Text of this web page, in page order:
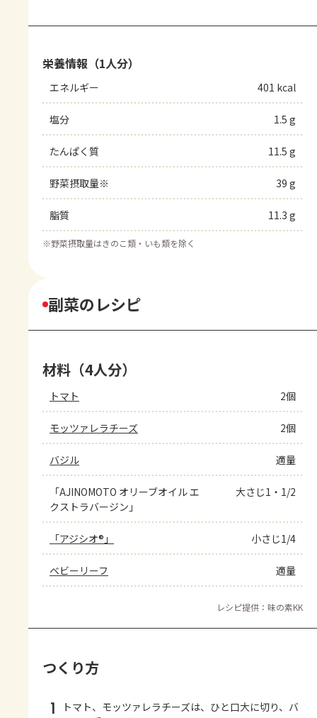
栄養情報（1人分）
エネルギー 401 kcal
塩分 1.5 g
たんぱく質 11.5 g
野菜摂取量※ 39 g
脂質 11.3 g
※野菜摂取量はきのこ類・いも類を除く
副菜のレシピ
材料（4人分）
トマト 2個
モッツァレラチーズ 2個
バジル 適量
「AJINOMOTO オリーブオイル エ
クストラバージン」
大さじ1・1/2
「アジシオ®」 小さじ1/4
ベビーリーフ 適量
レシピ提供：味の素KK
つくり方
1
トマト、モッツァレラチーズは、ひと口大に切り、バ